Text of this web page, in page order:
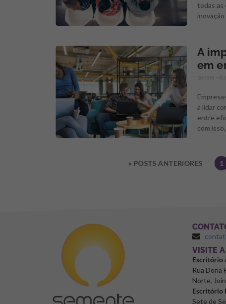
todas as
A
em
sonara 8
a lidar
entre
com
« POSTS ANTERIORES 1
⁠VISITE
Escritório
Rua Dona
Norte,
Escritório
Sete de